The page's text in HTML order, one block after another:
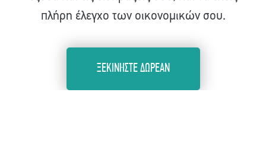
πλήρη έλεγχο των οικονομικών σου.
ΞΕΚΙΝΗΣΤΕ ΔΩΡΕΑΝ